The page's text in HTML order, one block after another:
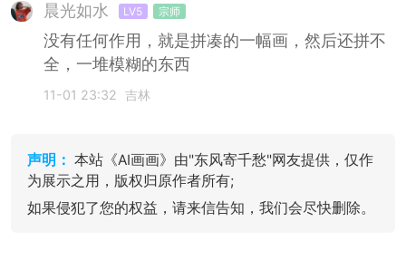
晨光如水 LV5 宗师
没有任何作用，就是拼凑的一幅画，然后还拼不
全，一堆模糊的东西
11-01 23:32 吉林
声明： 本站《AI画画》由"东风寄千愁"网友提供，仅作
为展示之用，版权归原作者所有;
如果侵犯了您的权益，请来信告知，我们会尽快删除。